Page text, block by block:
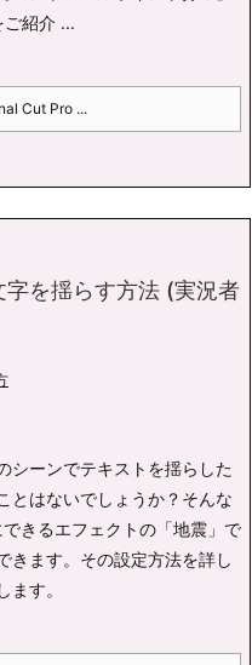
紹介 ...
Cut Pro ...
字を揺らす方法 (実況者
シーンでテキストを揺らした
とはないでしょうか？ そんな
きるエフェクトの「地震」で
きます。 その設定方法を詳し
ます。